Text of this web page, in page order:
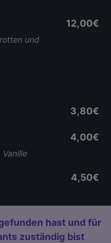
und
12,00€
3,80€
4,00€
4,50€
hast und für
zuständig bist